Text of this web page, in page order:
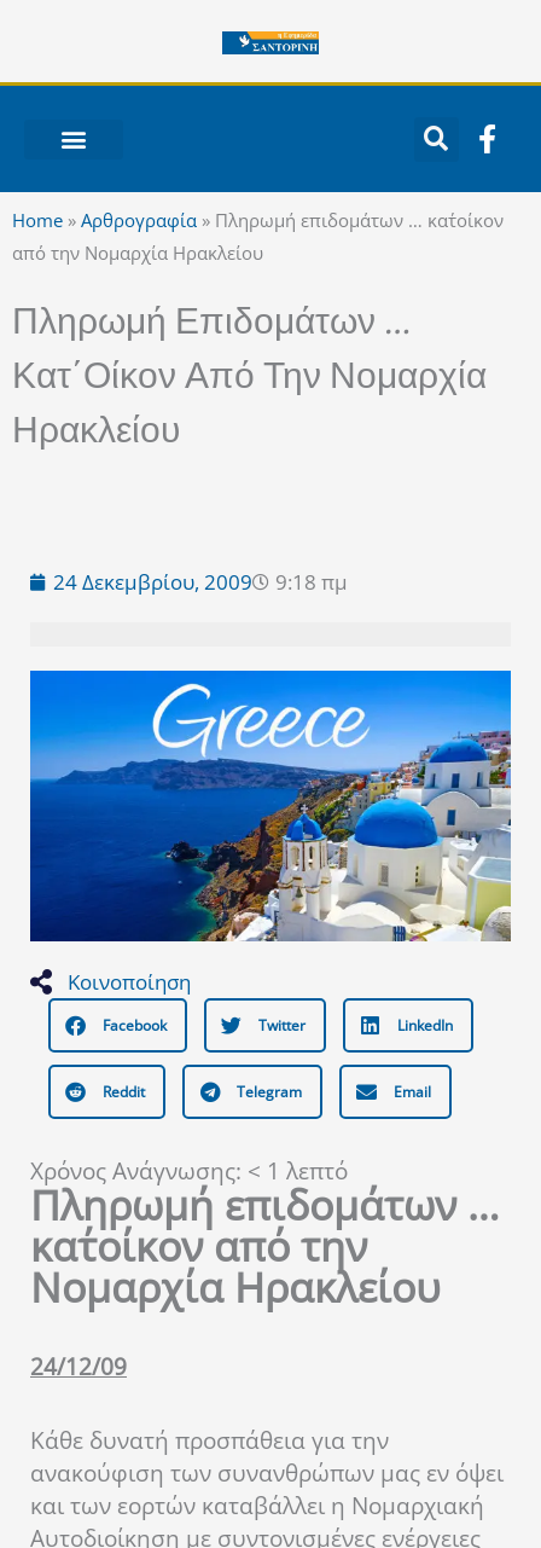
περιεχόμενο
F
a
e
b
f
Home » Αρθρογραφία » Πληρωμή επιδομάτων … κατ΄οίκον
από την Νομαρχία Ηρακλείου
Πληρωμή Επιδομάτων …
Κατ΄οίκον Από Την Νομαρχία
Ηρακλείου
24 Δεκεμβρίου, 2009 9:18 πμ
Κοινοποίηση
Facebook Twitter LinkedIn
Reddit Telegram Email
Χρόνος Ανάγνωσης: < 1 λεπτό
Πληρωμή επιδομάτων …
κατ΄οίκον από την
Νομαρχία Ηρακλείου
24/12/09
Κάθε δυνατή προσπάθεια για την
ανακούφιση των συνανθρώπων μας εν όψει
και των εορτών καταβάλλει η Νομαρχιακή
Αυτοδιοίκηση με συντονισμένες ενέργειες